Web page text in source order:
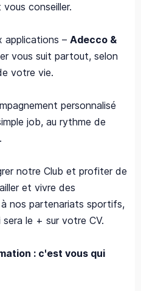
conseiller.
applications – Adecco &
vous suit partout, selon
votre vie.
personnalisé
job, au rythme de
notre Club et profiter de
et vivre des
à nos partenariats sportifs,
le + sur votre CV.
: c'est vous qui